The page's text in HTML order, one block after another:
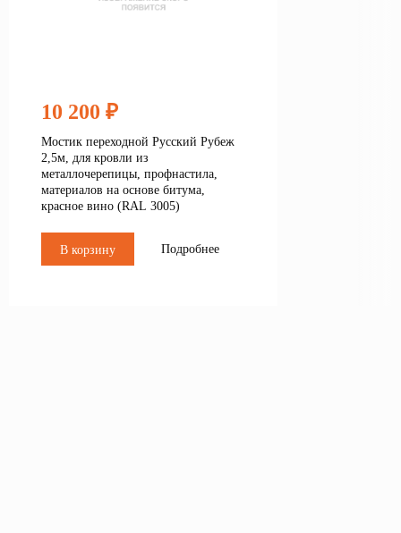
10 200 ₽
Мостик переходной Русский Рубеж
2,5м, для кровли из
металлочерепицы, профнастила,
материалов на основе битума,
красное вино (RAL 3005)
В корзину Подробнее